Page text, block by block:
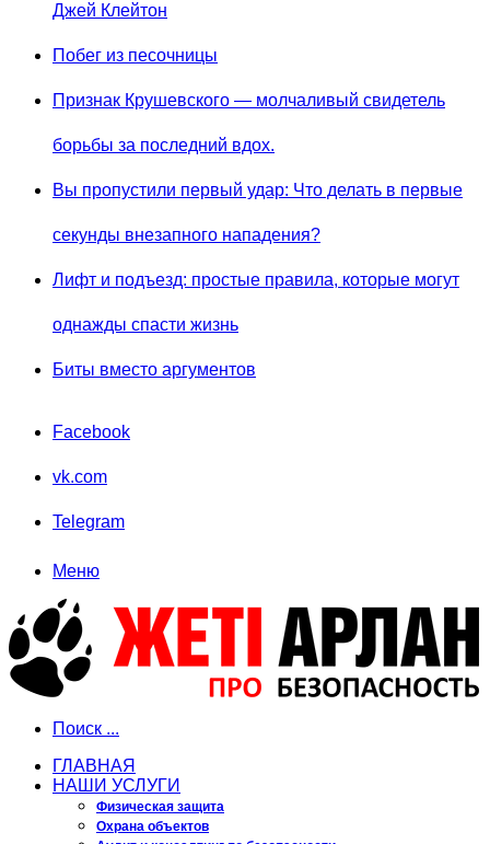
Джей Клейтон
Побег из песочницы
Признак Крушевского — молчаливый свидетель
борьбы за последний вдох.
Вы пропустили первый удар: Что делать в первые
секунды внезапного нападения?
Лифт и подъезд: простые правила, которые могут
однажды спасти жизнь
Биты вместо аргументов
Facebook
vk.com
Telegram
Меню
Поиск ...
ГЛАВНАЯ
НАШИ УСЛУГИ
Физическая защита
Охрана объектов